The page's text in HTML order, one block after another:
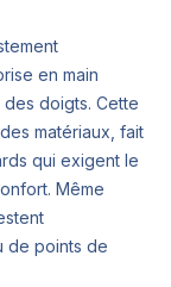
en main
doigts. Cette
matériaux, fait
qui exigent le
Même
de points de